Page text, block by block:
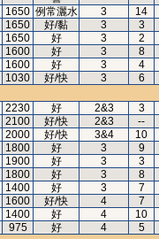
1650 例常灑水 3
14
1650 好/黏 3
3
1650 好 3
2
1600 好 3
8
1600 好 3
4
1030 好/快 3
6
2230 好 2&3
3
2100 好/快 2&3
--
2000 好/快 3&4
10
1800 好 3
9
1900 好 3
3
1800 好 3
8
1400 好 3
7
1600 好/快 4
7
1400 好 4
10
975 好 4
5